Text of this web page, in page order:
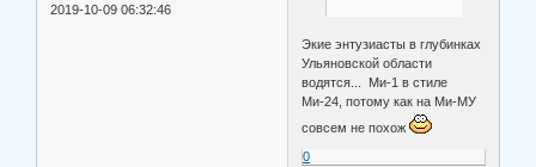
2019-10-09 06:32:46
Экие энтузиасты в глубинках
Ульяновской области
водятся... Ми-1 в стиле
Ми-24, потому как на Ми-МУ
совсем не похож
0